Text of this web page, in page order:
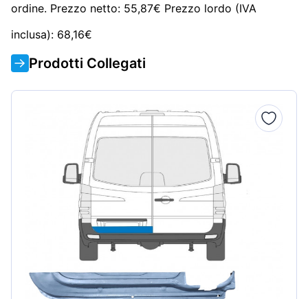
ordine. Prezzo netto: 55,87€ Prezzo lordo (IVA
inclusa): 68,16€
Prodotti Collegati